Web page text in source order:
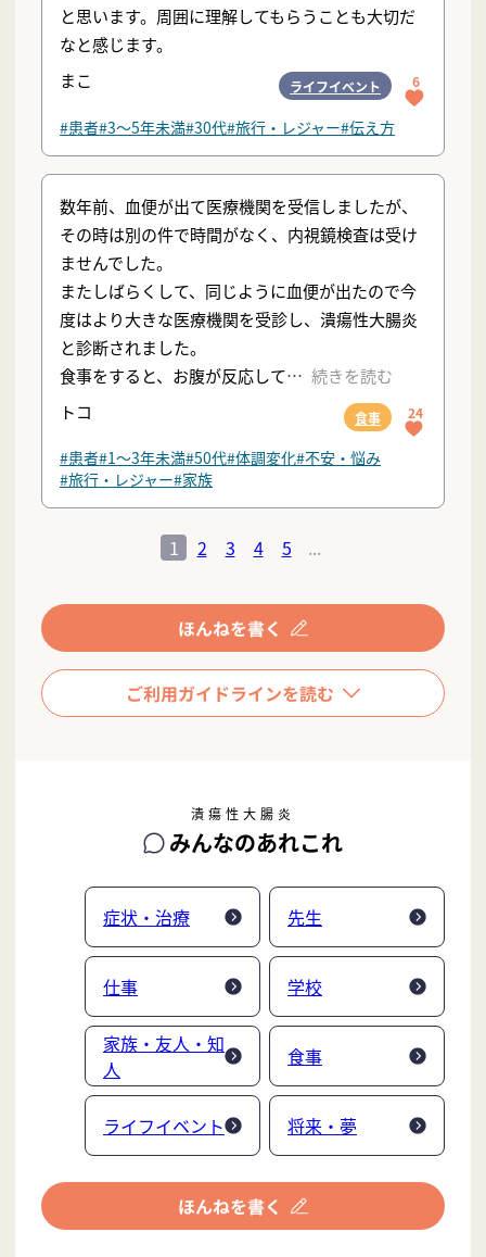
と思います。周囲に理解してもらうことも大切だ
なと感じます。
まこ
ライフイベント 6
#患者#3〜5年未満#30代#旅行・レジャー#伝え方
数年前、血便が出て医療機関を受信しましたが、
その時は別の件で時間がなく、内視鏡検査は受け
ませんでした。
またしばらくして、同じように血便が出たので今
度はより大きな医療機関を受診し、潰瘍性大腸炎
と診断されました。
食事をすると、お腹が反応して
続きを読む
トコ
食事 24
#患者#1〜3年未満#50代#体調変化#不安・悩み
#旅行・レジャー#家族
1 2 3 4 5 ...
潰瘍性大腸炎
みんなのあれこれ
症状・治療 先生
仕事 学校
家族・友人・知
人
食事
ライフイベント 将来・夢